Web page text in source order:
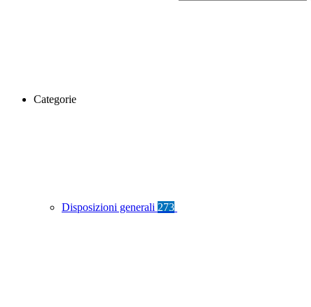
Categorie
Disposizioni generali 273